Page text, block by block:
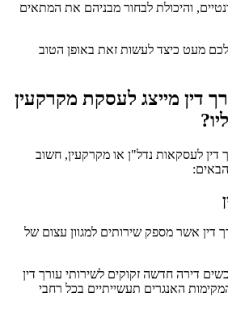
והיכולת לבחור מבניהם את המתאים
מעט כיצד לעשות זאת באופן הטוב
דין מייצג לעסקת מקרקעין
דין לעסקאות נדל"ן או מקרקעין, חשוב
דין אשר מספק שירותים למגוון עצום של
דירה חדשה זקוקים לשירותי עורך דין
האנגרים תעשייתיים בכל רחבי